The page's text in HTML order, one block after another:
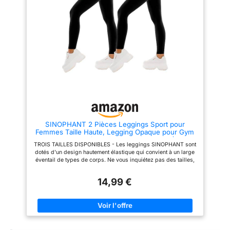
boutique. - Veuillez utiliser notre
tableau des tailles pour
confirmer votre taille. Lavage en
machine avec un filet de lavage
ou lavage à la main à l'eau
froide, ne pas repasser. Style
Élégant et Pratique： Le short
legging anti cellulite allie
esthétisme moderne et
fonctionnalité, parfait pour le
la randonnée, l'équitation, le
shopping et d'autres activités
d'intérieur et d'extérieur.
SINOPHANT 2 Pièces Leggings Sport pour
Femmes Taille Haute, Legging Opaque pour Gym
Sport Yoga(#2 pièces Noir/Noir,L-XL)
TROIS TAILLES DISPONIBLES - Les leggings SINOPHANT sont
dotés d'un design hautement élastique qui convient à un large
éventail de types de corps. Ne vous inquiétez pas des tailles,
petits peuvent trouver une paire de leggings parfaitement
doux que du beurre, offrant un niveau de confort inégalé. La
texture lisse vous donnera l'impression de porter une
deuxième peau, permettant un mouvement sans restriction,
14,99 €